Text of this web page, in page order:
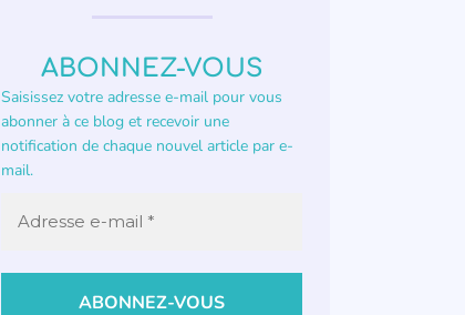
ABONNEZ-VOUS
Saisissez votre adresse e-mail pour vous
abonner à ce blog et recevoir une
notification de chaque nouvel article par e-
mail.